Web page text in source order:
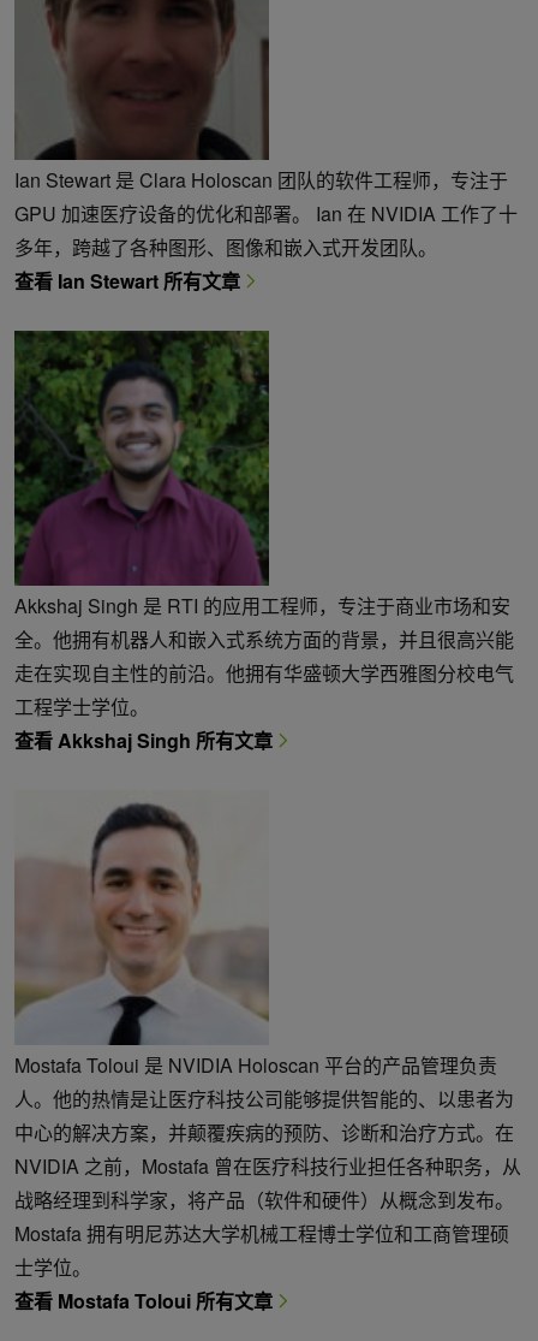
Ian Stewart 是 Clara Holoscan 团队的软件工程师，专注于
GPU 加速医疗设备的优化和部署。 Ian 在 NVIDIA 工作了十
多年，跨越了各种图形、图像和嵌入式开发团队。
查看 Ian Stewart 所有文章
Akkshaj Singh 是 RTI 的应用工程师，专注于商业市场和安
全。他拥有机器人和嵌入式系统方面的背景，并且很高兴能
走在实现自主性的前沿。他拥有华盛顿大学西雅图分校电气
工程学士学位。
查看 Akkshaj Singh 所有文章
Mostafa Toloui 是 NVIDIA Holoscan 平台的产品管理负责
人。他的热情是让医疗科技公司能够提供智能的、以患者为
中心的解决方案，并颠覆疾病的预防、诊断和治疗方式。在
NVIDIA 之前，Mostafa 曾在医疗科技行业担任各种职务，从
战略经理到科学家，将产品（软件和硬件）从概念到发布。
Mostafa 拥有明尼苏达大学机械工程博士学位和工商管理硕
士学位。
查看 Mostafa Toloui 所有文章